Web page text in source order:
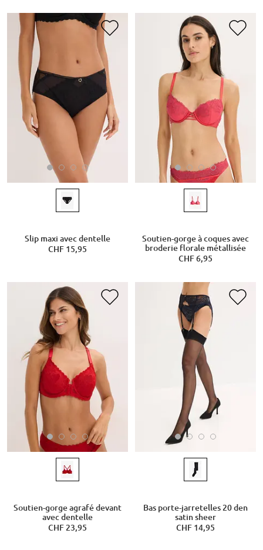
Slip maxi avec dentelle
CHF 15,95
Soutien-gorge à coques avec
broderie florale métallisée
CHF 6,95
Soutien-gorge agrafé devant
avec dentelle
CHF 23,95
Bas porte-jarretelles 20 den
satin sheer
CHF 14,95